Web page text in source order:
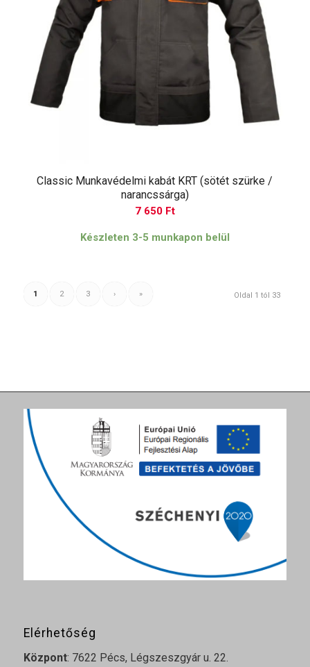
Classic Munkavédelmi kabát KRT (sötét szürke /
narancssárga)
7 650 Ft
Készleten 3-5 munkapon belül
Oldal 1 tól 33
1 2 3 › »
Elérhetőség
Központ: 7622 Pécs, Légszeszgyár u. 22.